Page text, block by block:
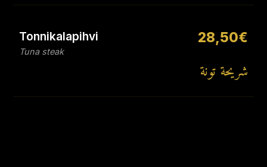
Tonnikalapihvi
Tuna steak
28,50€
شريحة تونة